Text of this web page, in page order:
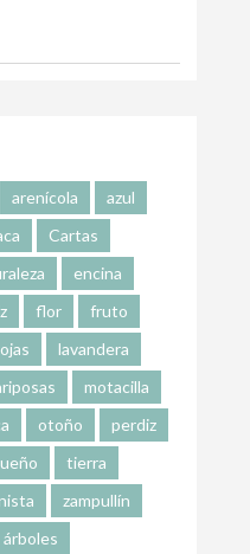
arenícola
azul
Cartas
encina
flor
fruto
lavandera
motacilla
otoño
perdiz
tierra
zampullín
árboles